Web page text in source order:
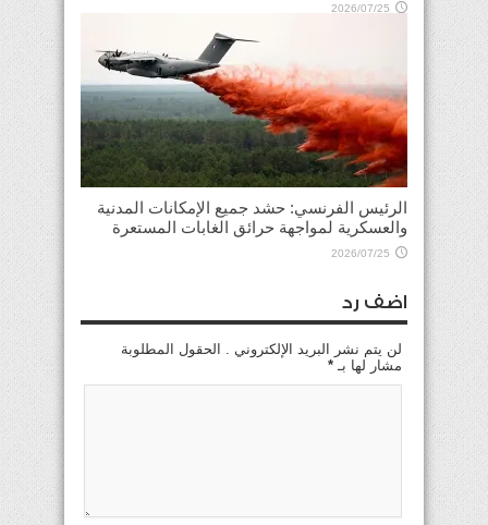
2026/07/25
الرئيس الفرنسي: حشد جميع الإمكانات المدنية
والعسكرية لمواجهة حرائق الغابات المستعرة
2026/07/25
اضف رد
لن يتم نشر البريد الإلكتروني . الحقول المطلوبة
مشار لها بـ *